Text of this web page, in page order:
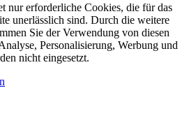
nur erforderliche Cookies, die für das
unerlässlich sind. Durch die weitere
Sie der Verwendung von diesen
Personalisierung, Werbung und
nicht eingesetzt.